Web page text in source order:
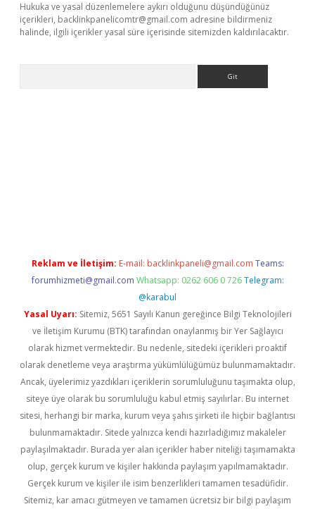
Hukuka ve yasal düzenlemelere aykırı olduğunu düşündüğünüz
içerikleri, backlinkpanelicomtr@gmail.com adresine bildirmeniz
halinde, ilgili içerikler yasal süre içerisinde sitemizden kaldırılacaktır.
Reklam ve İletişim: E-mail: backlinkpaneli@gmail.com Teams:
forumhizmeti@gmail.com Whatsapp: 0262 606 0 726 Telegram:
@karabul
Yasal Uyarı: Sitemiz, 5651 Sayılı Kanun gereğince Bilgi Teknolojileri
ve İletişim Kurumu (BTK) tarafından onaylanmış bir Yer Sağlayıcı
olarak hizmet vermektedir. Bu nedenle, sitedeki içerikleri proaktif
olarak denetleme veya araştırma yükümlülüğümüz bulunmamaktadır.
Ancak, üyelerimiz yazdıkları içeriklerin sorumluluğunu taşımakta olup,
siteye üye olarak bu sorumluluğu kabul etmiş sayılırlar. Bu internet
sitesi, herhangi bir marka, kurum veya şahıs şirketi ile hiçbir bağlantısı
bulunmamaktadır. Sitede yalnızca kendi hazırladığımız makaleler
paylaşılmaktadır. Burada yer alan içerikler haber niteliği taşımamakta
olup, gerçek kurum ve kişiler hakkında paylaşım yapılmamaktadır.
Gerçek kurum ve kişiler ile isim benzerlikleri tamamen tesadüfidir.
Sitemiz, kar amacı gütmeyen ve tamamen ücretsiz bir bilgi paylaşım